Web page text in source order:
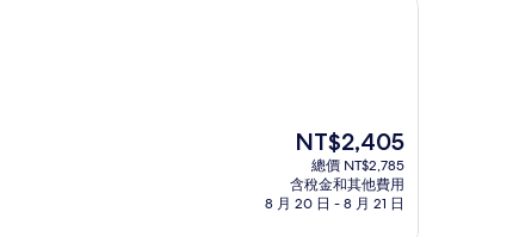
現
價
格
NT$2,405
總價 NT$2,785
含稅金和其他費用
8 月 20 日 - 8 月 21 日